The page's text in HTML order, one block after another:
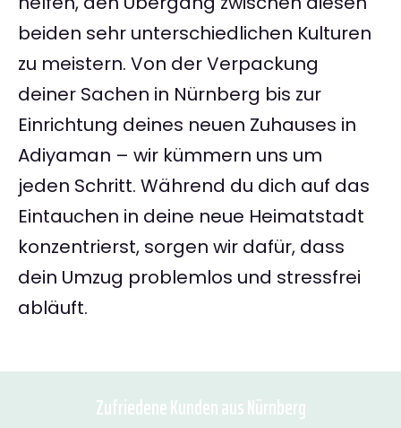
beiden sehr unterschiedlichen Kulturen
zu meistern. Von der Verpackung
deiner Sachen in Nürnberg bis zur
Einrichtung deines neuen Zuhauses in
Adiyaman – wir kümmern uns um
jeden Schritt. Während du dich auf das
Eintauchen in deine neue Heimatstadt
konzentrierst, sorgen wir dafür, dass
dein Umzug problemlos und stressfrei
abläuft.
Zufriedene Kunden aus Nürnberg